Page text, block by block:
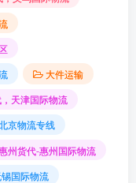
大件运输
天津国际物流
京物流专线
州货代-惠州国际物流
国际物流